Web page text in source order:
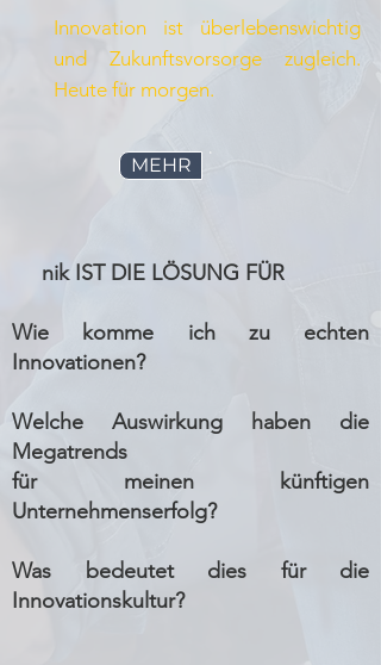
Innovation ist überlebenswichtig
und Zukunftsvorsorge zugleich.
Heute für morgen.
MEHR
nik IST DIE LÖSUNG FÜR
Wie komme ich zu echten
Innovationen?
Welche Auswirkung haben die
Megatrends
für meinen künftigen
Unternehmenserfolg?
Was bedeutet dies für die
Innovationskultur?